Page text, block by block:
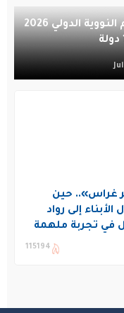
المملكة تستضيف أولمبياد العلوم النووية الدولي 2026
غراس».. حين
الأبناء إلى رواد
في تجربة ملهمة
غراس الصيفي115194